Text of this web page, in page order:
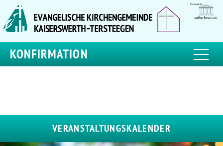
KONFIRMATION
VERANSTALTUNGSKALENDER